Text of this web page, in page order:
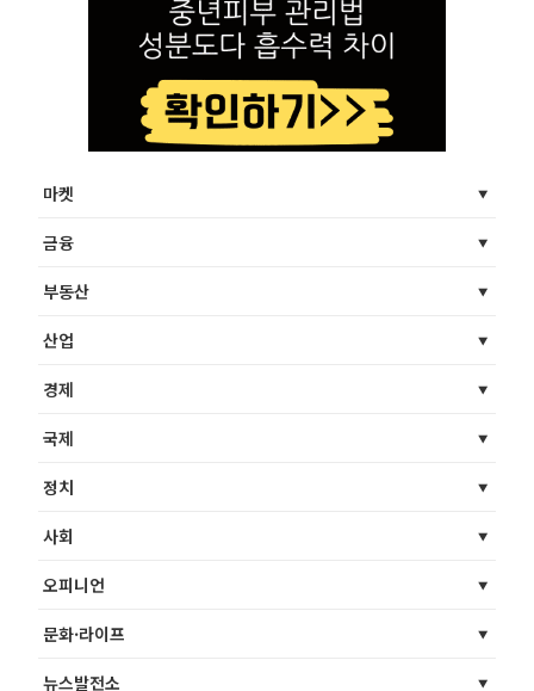
마켓
금융
부동산
산업
경제
국제
정치
사회
오피니언
문화·라이프
뉴스발전소